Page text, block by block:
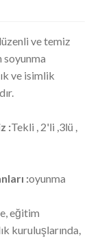
ve temiz
soyunma
ve isimlik
:Tekli , 2'li ,3lü ,
:oyunma
eğitim
kuruluşlarında,